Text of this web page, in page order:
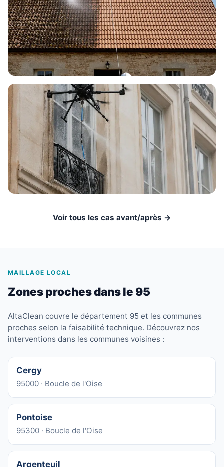
Voir tous les cas avant/après →
MAILLAGE LOCAL
Zones proches dans le 95
AltaClean couvre le département 95 et les communes
proches selon la faisabilité technique. Découvrez nos
interventions dans les communes voisines :
Cergy
95000 · Boucle de l'Oise
Pontoise
95300 · Boucle de l'Oise
Argenteuil